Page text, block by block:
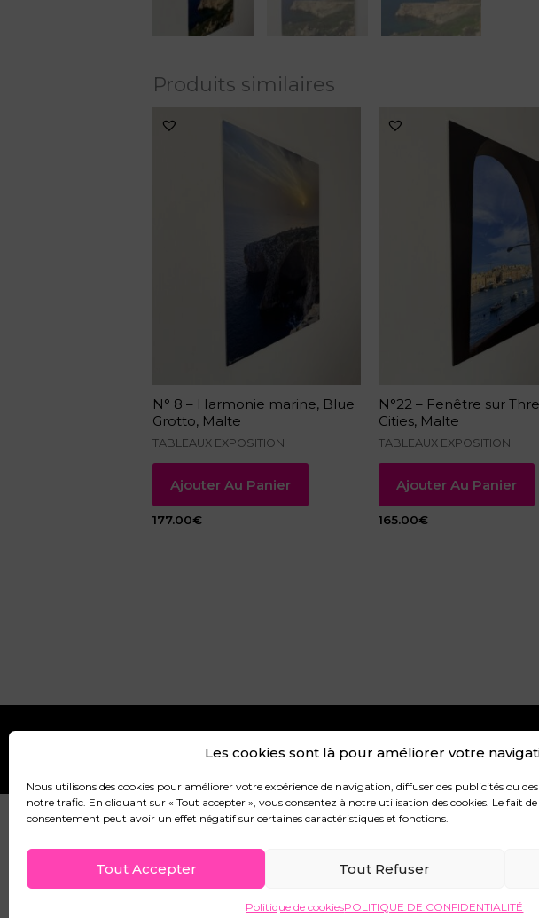
Les cookies sont là pour améliorer votre
Nous utilisons des cookies pour améliorer votre expérience de navigation, diffuser des publicités ou
notre trafic. En cliquant sur « Tout accepter », vous consentez à notre utilisation des cookies. Le fait
consentement peut avoir un effet négatif sur certaines caractéristiques et fonctions.
Tout Accepter Tout Refuser
Politique de cookiesPOLITIQUE DE CONFIDENTIALITÉ
Produits similaires
N° 8 – Harmonie marine, Blue
Grotto, Malte
TABLEAUX EXPOSITION
Ajouter Au Panier
177.00€
N°22 – Fenêtre sur
Cities, Malte
TABLEAUX EXPOSITION
Ajouter Au Panier
165.00€
CGU MENTIONS LÉGALES
© 2026 Ayfer A Design. Powered by Ayfer A Design.